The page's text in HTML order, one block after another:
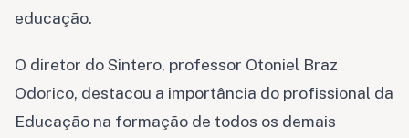
educação.
O diretor do Sintero, professor Otoniel Braz
Odorico, destacou a importância do profissional da
Educação na formação de todos os demais